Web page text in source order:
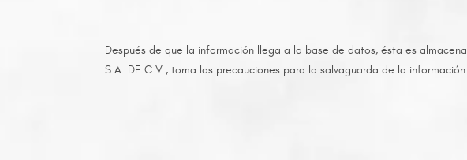
Después de que la información llega a la base de datos, ésta es
S.A. DE C.V., toma las precauciones para la salvaguarda de la